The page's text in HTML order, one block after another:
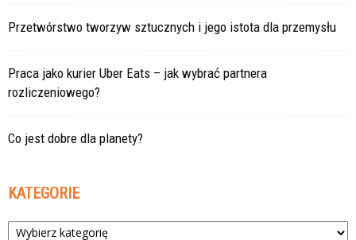
Przetwórstwo tworzyw sztucznych i jego istota dla przemysłu
Praca jako kurier Uber Eats – jak wybrać partnera
rozliczeniowego?
Co jest dobre dla planety?
KATEGORIE
Kategorie